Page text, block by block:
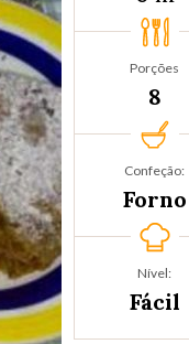
Porções
8
Confeção:
Forno
Nível:
Fácil